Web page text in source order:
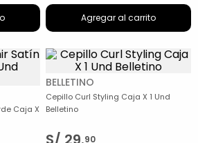
Agregar al carrito
Caja X
BELLETINO
Cepillo Curl Styling Caja X 1 Und
Belletino
90